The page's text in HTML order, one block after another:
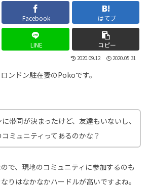
Facebook はてブ
LINE コピー
2020.09.12 2020.05.31
ンドン駐在妻のPokoです。
帯同が決まったけど、友達もいないし、
ミュニティってあるのかな？
で、現地のコミュニティに参加するのも
りはなかなかハードルが高いですよね。